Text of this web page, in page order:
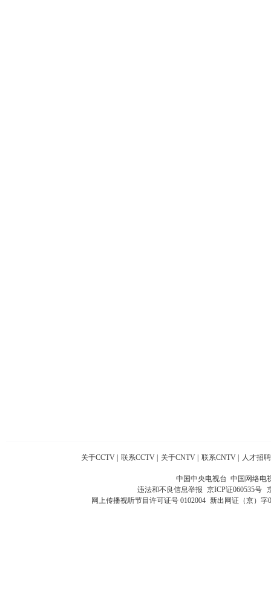
关于CCTV 联系CCTV 关于CNTV 联系CNTV 人才招聘
中国中央电视台 中国网络电
违法和不良信息举报 京ICP证060535号
网上传播视听节目许可证号 0102004 新出网证（京）